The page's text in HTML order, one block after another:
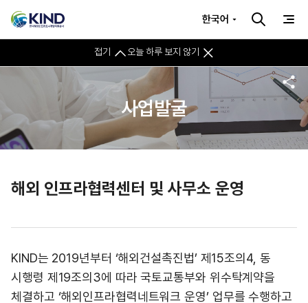
접기 오늘 하루 보지 않기
한국어
사업발굴
해외 인프라협력센터 및 사무소 운영
KIND는 2019년부터 ‘해외건설촉진법’ 제15조의4, 동
시행령 제19조의3에 따라 국토교통부와 위수탁계약을
체결하고 ‘해외인프라협력네트워크 운영’ 업무를 수행하고